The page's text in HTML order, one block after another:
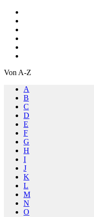
Von A-Z
A
B
C
D
E
F
G
H
I
J
K
L
M
N
O